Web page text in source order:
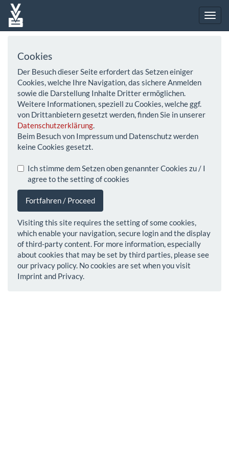
Cookies
Der Besuch dieser Seite erfordert das Setzen einiger
Cookies, welche Ihre Navigation, das sichere Anmelden
sowie die Darstellung Inhalte Dritter ermöglichen.
Weitere Informationen, speziell zu Cookies, welche ggf.
von Drittanbietern gesetzt werden, finden Sie in unserer
Datenschutzerklärung.
Beim Besuch von Impressum und Datenschutz werden
keine Cookies gesetzt.
Ich stimme dem Setzen oben genannter Cookies zu / I
agree to the setting of cookies
Fortfahren / Proceed
Visiting this site requires the setting of some cookies,
which enable your navigation, secure login and the display
of third-party content. For more information, especially
about cookies that may be set by third parties, please see
our privacy policy. No cookies are set when you visit
Imprint and Privacy.